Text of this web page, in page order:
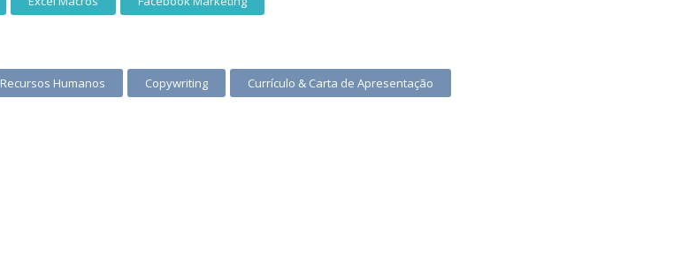
Recursos Humanos Copywriting Currículo & Carta de Apresentação